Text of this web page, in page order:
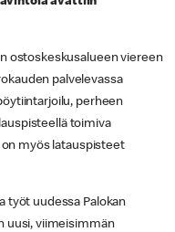
ostoskeskusalueen viereen
palvelevassa
perheen
toimiva
myös latauspisteet
työt uudessa Palokan
uusi, viimeisimmän